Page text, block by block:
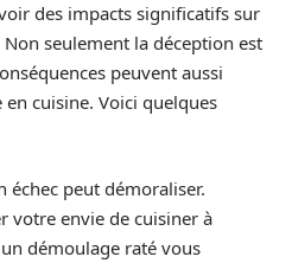
des impacts significatifs sur
seulement la déception est
peuvent aussi
en cuisine. Voici quelques
échec peut démoraliser.
votre envie de cuisiner à
démoulage raté vous